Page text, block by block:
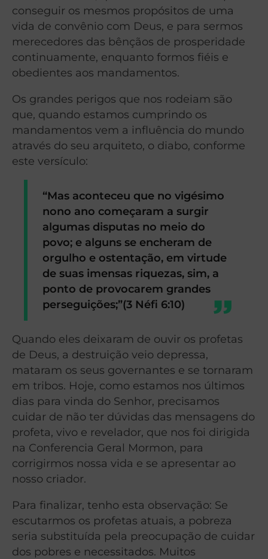
conseguir os mesmos propósitos de uma
vida de convênio com Deus, e para sermos
merecedores das bênçãos de prosperidade
continuamente, enquanto formos fiéis e
obedientes aos mandamentos.
Os grandes perigos que nos rodeiam são
que, quando estamos cumprindo os
mandamentos vem a influência do mundo
através do seu arquiteto, o diabo, conforme
este versículo:
“Mas aconteceu que no vigésimo
nono ano começaram a surgir
algumas disputas no meio do
povo; e alguns se encheram de
orgulho e ostentação, em virtude
de suas imensas riquezas, sim, a
ponto de provocarem grandes
perseguições;”(3 Néfi 6:10)
Quando eles deixaram de ouvir os profetas
de Deus, a destruição veio depressa,
mataram os seus governantes e se tornaram
em tribos. Hoje, como estamos nos últimos
dias para vinda do Senhor, precisamos
cuidar de não ter dúvidas das mensagens do
profeta, vivo e revelador, que nos foi dirigida
na Conferencia Geral Mormon, para
corrigirmos nossa vida e se apresentar ao
nosso criador.
Para finalizar, tenho esta observação: Se
escutarmos os profetas atuais, a pobreza
seria substituída pela preocupação de cuidar
dos pobres e necessitados. Muitos